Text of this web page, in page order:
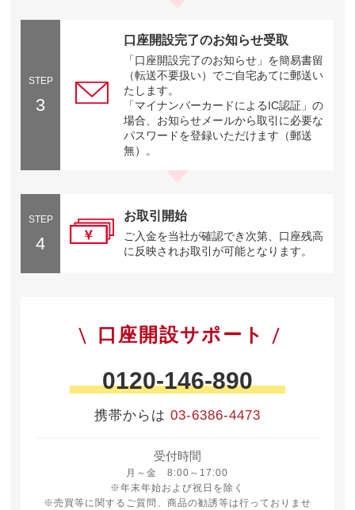
STEP
3
口座開設完了のお知らせ受取
「口座開設完了のお知らせ」を簡易書留
（転送不要扱い）でご自宅あてに郵送い
たします。
「マイナンバーカードによるIC認証」の
場合、お知らせメールから取引に必要な
パスワードを登録いただけます（郵送
無）。
STEP
4
お取引開始
ご入金を当社が確認でき次第、口座残高
に反映されお取引が可能となります。
口座開設サポート
0120-146-890
携帯からは 03-6386-4473
受付時間
月～金 8:00～17:00
月曜日から金曜日 8時から17時
※年末年始および祝日を除く
※売買等に関するご質問、商品の勧誘等は行っておりませ